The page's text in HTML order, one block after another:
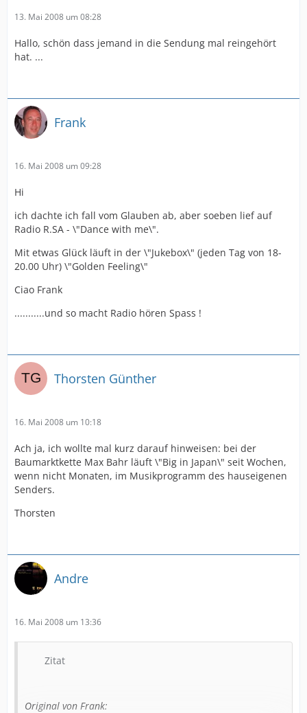
13. Mai 2008 um 08:28
Hallo, schön dass jemand in die Sendung mal reingehört
hat. ...
Frank
16. Mai 2008 um 09:28
Hi
ich dachte ich fall vom Glauben ab, aber soeben lief auf
Radio R.SA - \"Dance with me\".
Mit etwas Glück läuft in der \"Jukebox\" (jeden Tag von 18-
20.00 Uhr) \"Golden Feeling\"
Ciao Frank
...........und so macht Radio hören Spass !
Thorsten Günther
16. Mai 2008 um 10:18
Ach ja, ich wollte mal kurz darauf hinweisen: bei der
Baumarktkette Max Bahr läuft \"Big in Japan\" seit Wochen,
wenn nicht Monaten, im Musikprogramm des hauseigenen
Senders.
Thorsten
Andre
16. Mai 2008 um 13:36
Zitat
Original von Frank: